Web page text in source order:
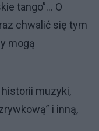
tango”... O
chwalić się tym
mogą
historii muzyki,
i inną,